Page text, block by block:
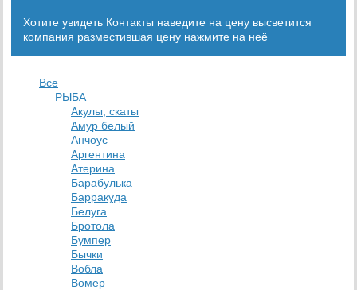
Хотите увидеть Контакты наведите на цену высветится
компания разместившая цену нажмите на неё
Все
РЫБА
Акулы, скаты
Амур белый
Анчоус
Аргентина
Атерина
Барабулька
Барракуда
Белуга
Бротола
Бумпер
Бычки
Вобла
Вомер